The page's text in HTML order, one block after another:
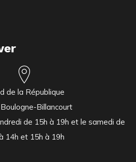
de la République
Billancourt
de 15h à 19h et le samedi de
14h et 15h à 19h